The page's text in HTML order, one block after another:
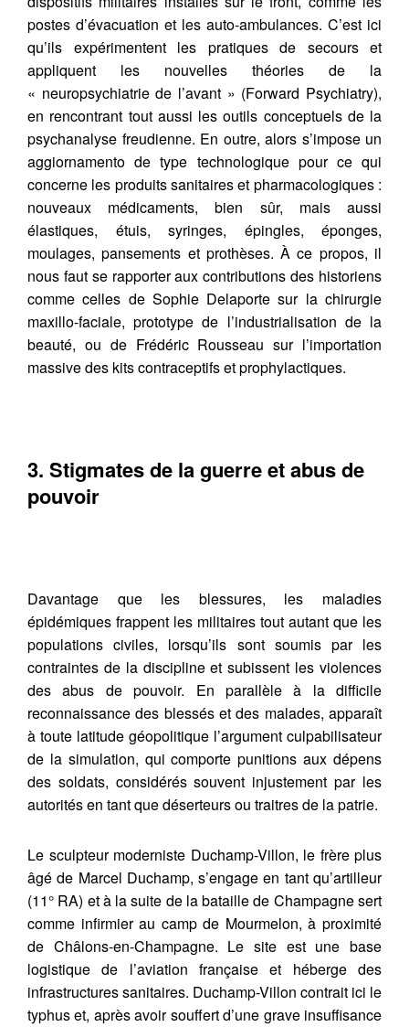
postes d’évacuation et les auto-ambulances. C’est ici
qu’ils expérimentent les pratiques de secours et
appliquent les nouvelles théories de la
« neuropsychiatrie de l’avant » (Forward Psychiatry),
en rencontrant tout aussi les outils conceptuels de la
psychanalyse freudienne. En outre, alors s’impose un
aggiornamento de type technologique pour ce qui
concerne les produits sanitaires et pharmacologiques :
nouveaux médicaments, bien sûr, mais aussi
élastiques, étuis, syringes, épingles, éponges,
moulages, pansements et prothèses. À ce propos, il
nous faut se rapporter aux contributions des historiens
comme celles de Sophie Delaporte sur la chirurgie
maxillo-faciale, prototype de l’industrialisation de la
beauté, ou de Frédéric Rousseau sur l’importation
massive des kits contraceptifs et prophylactiques.
3. Stigmates de la guerre et abus de
pouvoir
Davantage que les blessures, les maladies
épidémiques frappent les militaires tout autant que les
populations civiles, lorsqu’ils sont soumis par les
contraintes de la discipline et subissent les violences
des abus de pouvoir. En parallèle à la difficile
reconnaissance des blessés et des malades, apparaît
à toute latitude géopolitique l’argument culpabilisateur
de la simulation, qui comporte punitions aux dépens
des soldats, considérés souvent injustement par les
autorités en tant que déserteurs ou traitres de la patrie.
Le sculpteur moderniste Duchamp-Villon, le frère plus
âgé de Marcel Duchamp, s’engage en tant qu’artilleur
(11° RA) et à la suite de la bataille de Champagne sert
comme infirmier au camp de Mourmelon, à proximité
de Châlons-en-Champagne. Le site est une base
logistique de l’aviation française et héberge des
infrastructures sanitaires. Duchamp-Villon contrait ici le
typhus et, après avoir souffert d’une grave insuffisance